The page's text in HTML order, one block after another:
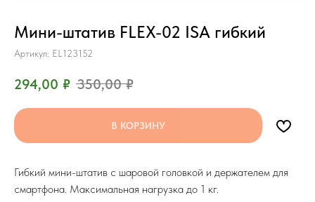
Мини-штатив FLEX-02 ISA гибкий
Артикул: EL123152
294,00 ₽ 350,00 ₽
В КОРЗИНУ
Гибкий мини-штатив с шаровой головкой и держателем для
смартфона. Максимальная нагрузка до 1 кг.